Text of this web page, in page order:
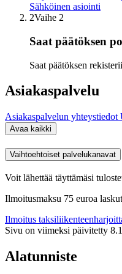
Sähköinen asiointi
2Vaihe 2
Saat päätöksen
Saat päätöksen
Asiakaspalvelu
Asiakaspalvelun yhteystiedot
Avaa kaikki
Vaihtoehtoiset palvelukanavat
Voit lähettää täyttämäsi
Ilmoitusmaksu 75 euroa
Ilmoitus
Sivu on viimeksi päivitetty
Alatunniste